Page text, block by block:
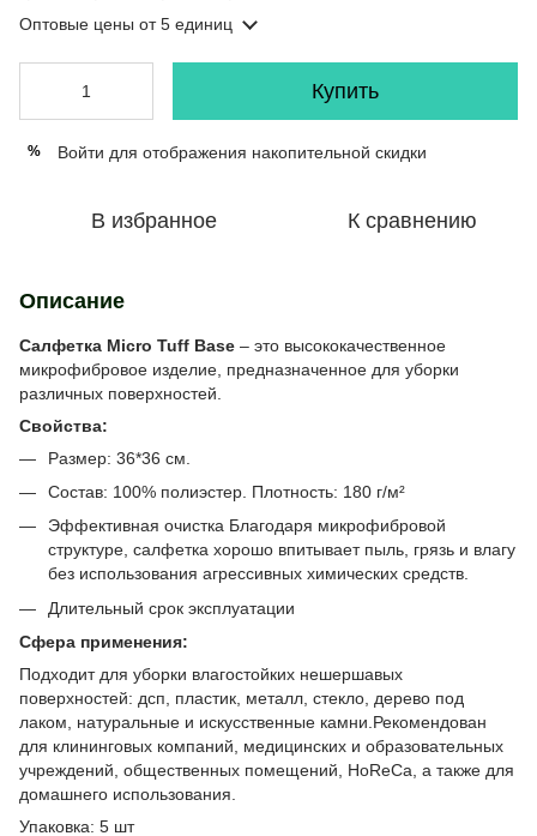
Оптовые цены от 5 единиц
Купить
% Войти для отображения накопительной скидки
В избранное К сравнению
Описание
Салфетка Micro Tuff Base – это высококачественное
микрофибровое изделие, предназначенное для уборки
различных поверхностей.
Свойства:
Размер: 36*36 см.
Состав: 100% полиэстер. Плотность: 180 г/м²
Эффективная очистка Благодаря микрофибровой
структуре, салфетка хорошо впитывает пыль, грязь и влагу
без использования агрессивных химических средств.
Длительный срок эксплуатации
Сфера применения:
Подходит для уборки влагостойких нешершавых
поверхностей: дсп, пластик, металл, стекло, дерево под
лаком, натуральные и искусственные камни.Рекомендован
для клининговых компаний, медицинских и образовательных
учреждений, общественных помещений, HoReCa, а также для
домашнего использования.
Упаковка: 5 шт